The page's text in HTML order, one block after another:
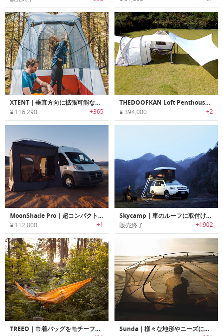
XTENT｜垂直方向に拡張可能なポータブルポップアップテント「エクステント」
¥ 116,290 +365
THEDOOFKAN Loft Penthouse｜どこにもで建てられる２階建て高級テント
¥ 394,000 +2
MoonShade Pro｜超コンパクト・どこでも設置できるポータブルオーニングシステム
¥ 112,800 +1
Skycamp｜車のルーフに取付け可能な折りたたみ式ハードシェルルーフテント「スカイキャンプ」
販売終了 +1902
TREEO｜巾着バッグをモチーフにデザインされた3イン1ポータブルハンモック「ツリーオ」 Sunda｜様々な地形やニーズに対応可能な2 in 1ハンモックテント「サンダ」